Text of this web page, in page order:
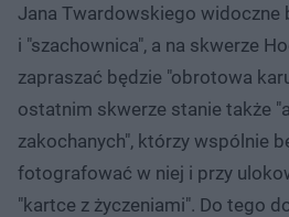
Jana Twardowskiego widoczne
i "szachownica", a na skwerze
zapraszać będzie "obrotowa
ostatnim skwerze stanie także
zakochanych", którzy wspólnie
fotografować w niej i przy
"kartce z życzeniami". Do tego